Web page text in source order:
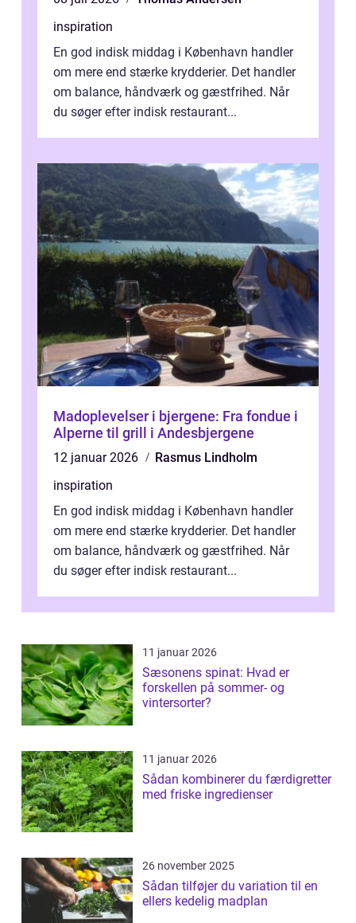
inspiration
En god indisk middag i København handler
om mere end stærke krydderier. Det handler
om balance, håndværk og gæstfrihed. Når
du søger efter indisk restaurant...
Madoplevelser i bjergene: Fra fondue i
Alperne til grill i Andesbjergene
12 januar 2026
Rasmus Lindholm
inspiration
En god indisk middag i København handler
om mere end stærke krydderier. Det handler
om balance, håndværk og gæstfrihed. Når
du søger efter indisk restaurant...
11 januar 2026
Sæsonens spinat: Hvad er
forskellen på sommer- og
vintersorter?
11 januar 2026
Sådan kombinerer du færdigretter
med friske ingredienser
26 november 2025
Sådan tilføjer du variation til en
ellers kedelig madplan